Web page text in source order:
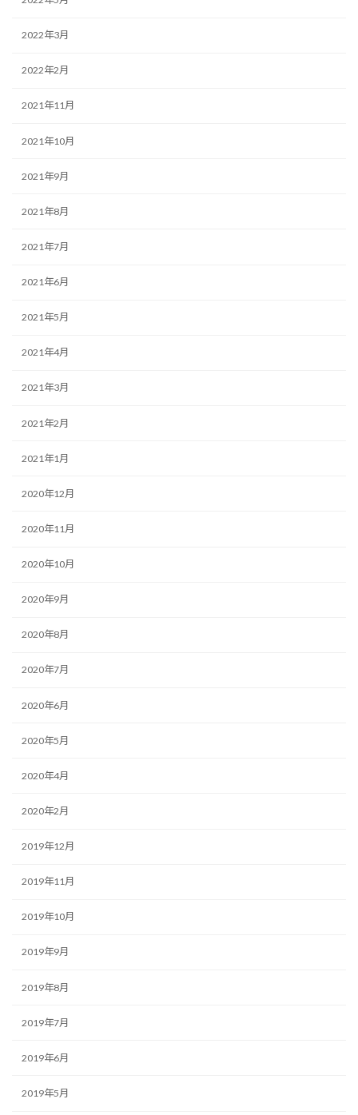
2022年3月
2022年2月
2021年11月
2021年10月
2021年9月
2021年8月
2021年7月
2021年6月
2021年5月
2021年4月
2021年3月
2021年2月
2021年1月
2020年12月
2020年11月
2020年10月
2020年9月
2020年8月
2020年7月
2020年6月
2020年5月
2020年4月
2020年2月
2019年12月
2019年11月
2019年10月
2019年9月
2019年8月
2019年7月
2019年6月
2019年5月